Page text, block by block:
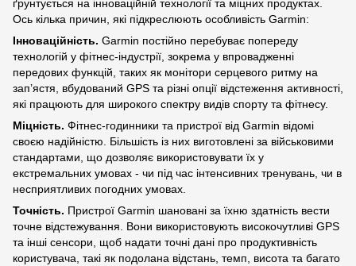
ґрунтується на інноваційній технології та міцних продуктах.
Ось кілька причин, які підкреслюють особливість Garmin:
Інноваційність. Garmin постійно перебуває попереду
технологій у фітнес-індустрії, зокрема у впровадженні
передових функцій, таких як монітори серцевого ритму на
зап’ястя, вбудований GPS та різні опції відстеження активності,
які працюють для широкого спектру видів спорту та фітнесу.
Міцність. Фітнес-годинники та пристрої від Garmin відомі
своєю надійністю. Більшість із них виготовлені за військовими
стандартами, що дозволяє використовувати їх у
екстремальних умовах - чи під час інтенсивних тренувань, чи в
несприятливих погодних умовах.
Точність. Пристрої Garmin шановані за їхню здатність вести
точне відстежування. Вони використовують високочутливі GPS
та інші сенсори, щоб надати точні дані про продуктивність
користувача, такі як подолана відстань, темп, висота та багато